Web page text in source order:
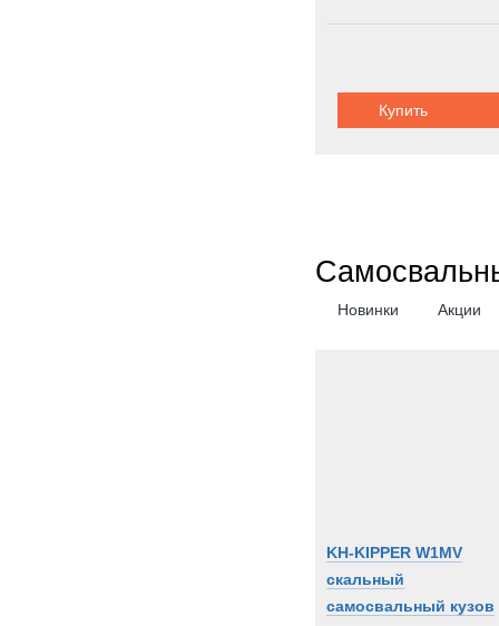
Купить
Новинки Акции
KH-KIPPER W1MV
скальный
самосвальный кузов